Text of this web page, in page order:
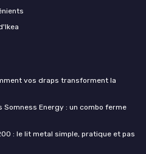
vos draps transforment la
Somness Energy : un combo ferme
: le lit metal simple, pratique et pas